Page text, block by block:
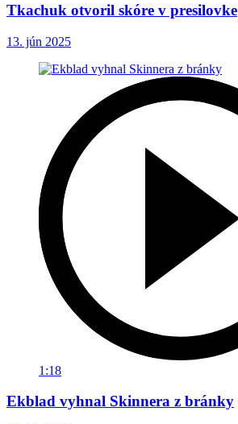
Tkachuk otvoril skóre v presilovke
13. jún 2025
1:18
Ekblad vyhnal Skinnera z bránky